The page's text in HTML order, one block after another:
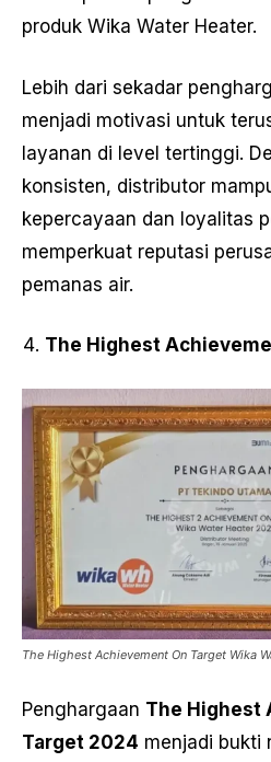
produk Wika Water Heater.
Lebih dari sekadar
menjadi motivasi untuk
layanan di level tertinggi.
konsisten, distributor
kepercayaan dan loyalitas
memperkuat reputasi
pemanas air.
The Highest
The Highest Achievement On Target Wika
Penghargaan The Highest
Target 2024 menjadi bukti